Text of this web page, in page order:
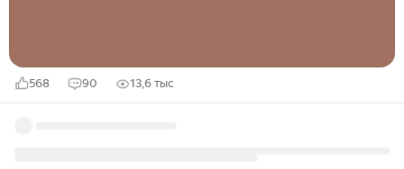
568 90 13,6 тыс